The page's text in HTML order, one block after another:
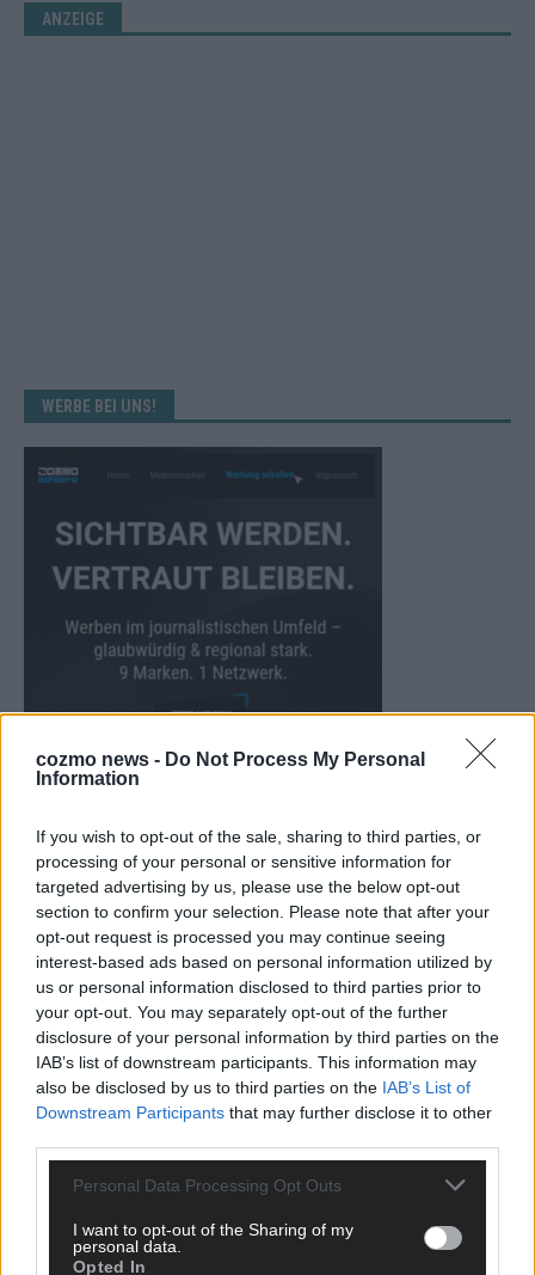
cozmo news - Do Not Process My Personal
Information
If you wish to opt-out of the sale, sharing to third parties, or
processing of your personal or sensitive information for
targeted advertising by us, please use the below opt-out
section to confirm your selection. Please note that after your
opt-out request is processed you may continue seeing
interest-based ads based on personal information utilized by
us or personal information disclosed to third parties prior to
your opt-out. You may separately opt-out of the further
disclosure of your personal information by third parties on the
IAB’s list of downstream participants. This information may
also be disclosed by us to third parties on the IAB’s List of
Downstream Participants that may further disclose it to other
Personal Data Processing Opt Outs
I want to opt-out of the Sharing of my
personal data.
Opted In
ANZEIGE
WERBE BEI UNS!
KEINE NEWS MEHR VERPASSEN